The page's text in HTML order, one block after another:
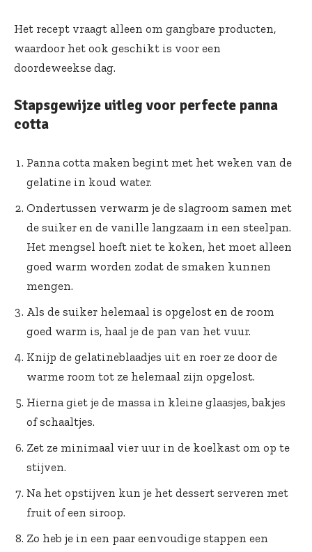
Het recept vraagt alleen om gangbare producten,
waardoor het ook geschikt is voor een
doordeweekse dag.
Stapsgewijze uitleg voor perfecte panna
cotta
Panna cotta maken begint met het weken van de
gelatine in koud water.
Ondertussen verwarm je de slagroom samen met
de suiker en de vanille langzaam in een steelpan.
Het mengsel hoeft niet te koken, het moet alleen
goed warm worden zodat de smaken kunnen
mengen.
Als de suiker helemaal is opgelost en de room
goed warm is, haal je de pan van het vuur.
Knijp de gelatineblaadjes uit en roer ze door de
warme room tot ze helemaal zijn opgelost.
Hierna giet je de massa in kleine glaasjes, bakjes
of schaaltjes.
Zet ze minimaal vier uur in de koelkast om op te
stijven.
Na het opstijven kun je het dessert serveren met
fruit of een siroop.
Zo heb je in een paar eenvoudige stappen een